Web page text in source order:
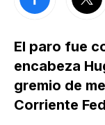
El paro fue
encabeza
gremio de
Corriente